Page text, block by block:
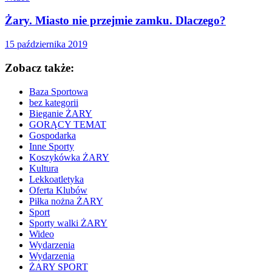
Żary. Miasto nie przejmie zamku. Dlaczego?
15 października 2019
Zobacz także:
Baza Sportowa
bez kategorii
Bieganie ŻARY
GORĄCY TEMAT
Gospodarka
Inne Sporty
Koszykówka ŻARY
Kultura
Lekkoatletyka
Oferta Klubów
Piłka nożna ŻARY
Sport
Sporty walki ŻARY
Wideo
Wydarzenia
Wydarzenia
ŻARY SPORT